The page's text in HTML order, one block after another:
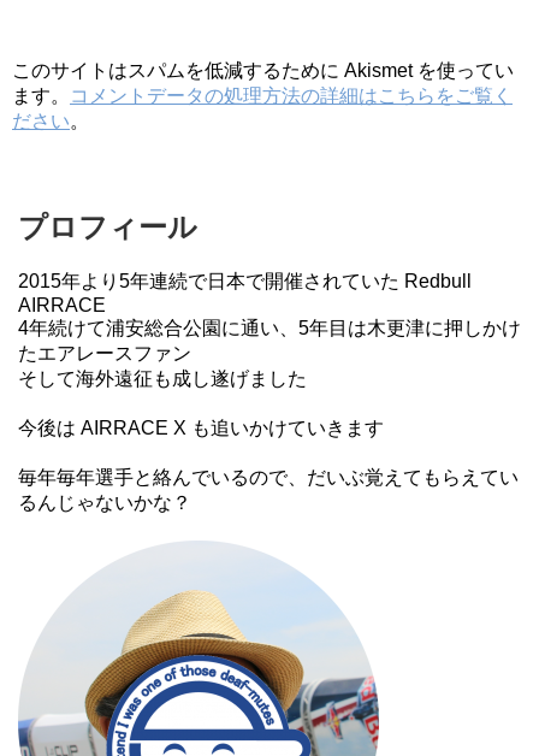
このサイトはスパムを低減するために Akismet を使ってい
ます。
コメントデータの処理方法の詳細はこちらをご覧く
ださい。
プロフィール
2015年より5年連続で日本で開催されていた Redbull
AIRRACE
4年続けて浦安総合公園に通い、5年目は木更津に押しかけ
たエアレースファン
そして海外遠征も成し遂げました
今後は AIRRACE X も追いかけていきます
毎年毎年選手と絡んでいるので、だいぶ覚えてもらえてい
るんじゃないかな？